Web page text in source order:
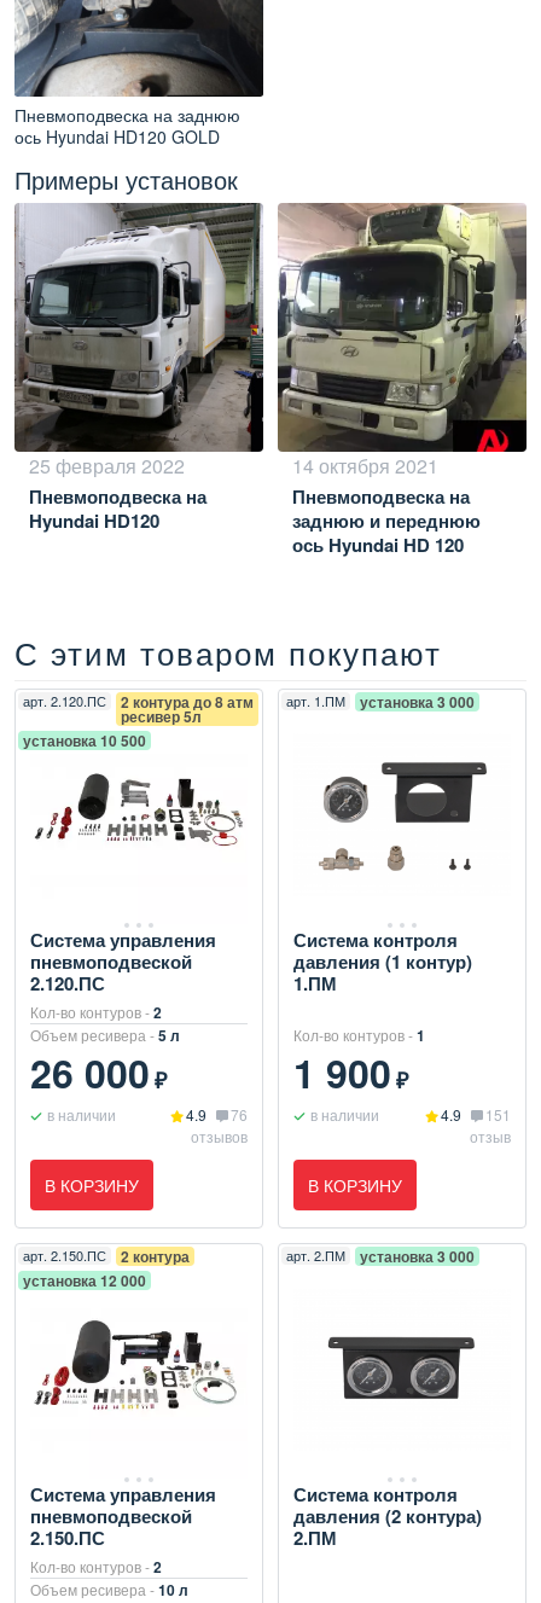
Пневмоподвеска на заднюю
ось Hyundai HD120 GOLD
Примеры установок
25 февраля 2022
Пневмоподвеска на
Hyundai HD120
14 октября 2021
Пневмоподвеска на
заднюю и переднюю
ось Hyundai HD 120
С этим товаром покупают
арт. 2.120.ПС 2 контура до 8 атм
ресивер 5л
установка 10 500
Система управления
пневмоподвеской
2.120.ПС
Кол-во контуров -2
Объем ресивера -5 л
26 000₽
в наличии 4.9
76
отзывов
В КОРЗИНУ
арт. 1.ПМ установка 3 000
Система контроля
давления (1 контур)
1.ПМ
Кол-во контуров -1
1 900₽
в наличии 4.9
151
отзыв
В КОРЗИНУ
арт. 2.150.ПС
2 контура
установка 12 000
Система управления
пневмоподвеской
2.150.ПС
Кол-во контуров -2
Объем ресивера -10 л
арт. 2.ПМ установка 3 000
Система контроля
давления (2 контура)
2.ПМ